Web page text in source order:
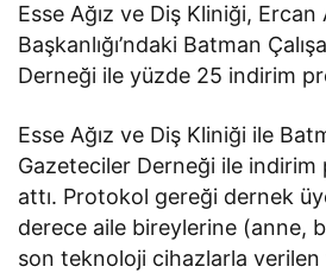
Esse Ağız ve Diş Kliniği, Ercan
Başkanlığı’ndaki Batman
Derneği ile yüzde 25 indirim
Esse Ağız ve Diş Kliniği ile
Gazeteciler Derneği ile
attı. Protokol gereği dernek
derece aile bireylerine (anne,
son teknoloji cihazlarla